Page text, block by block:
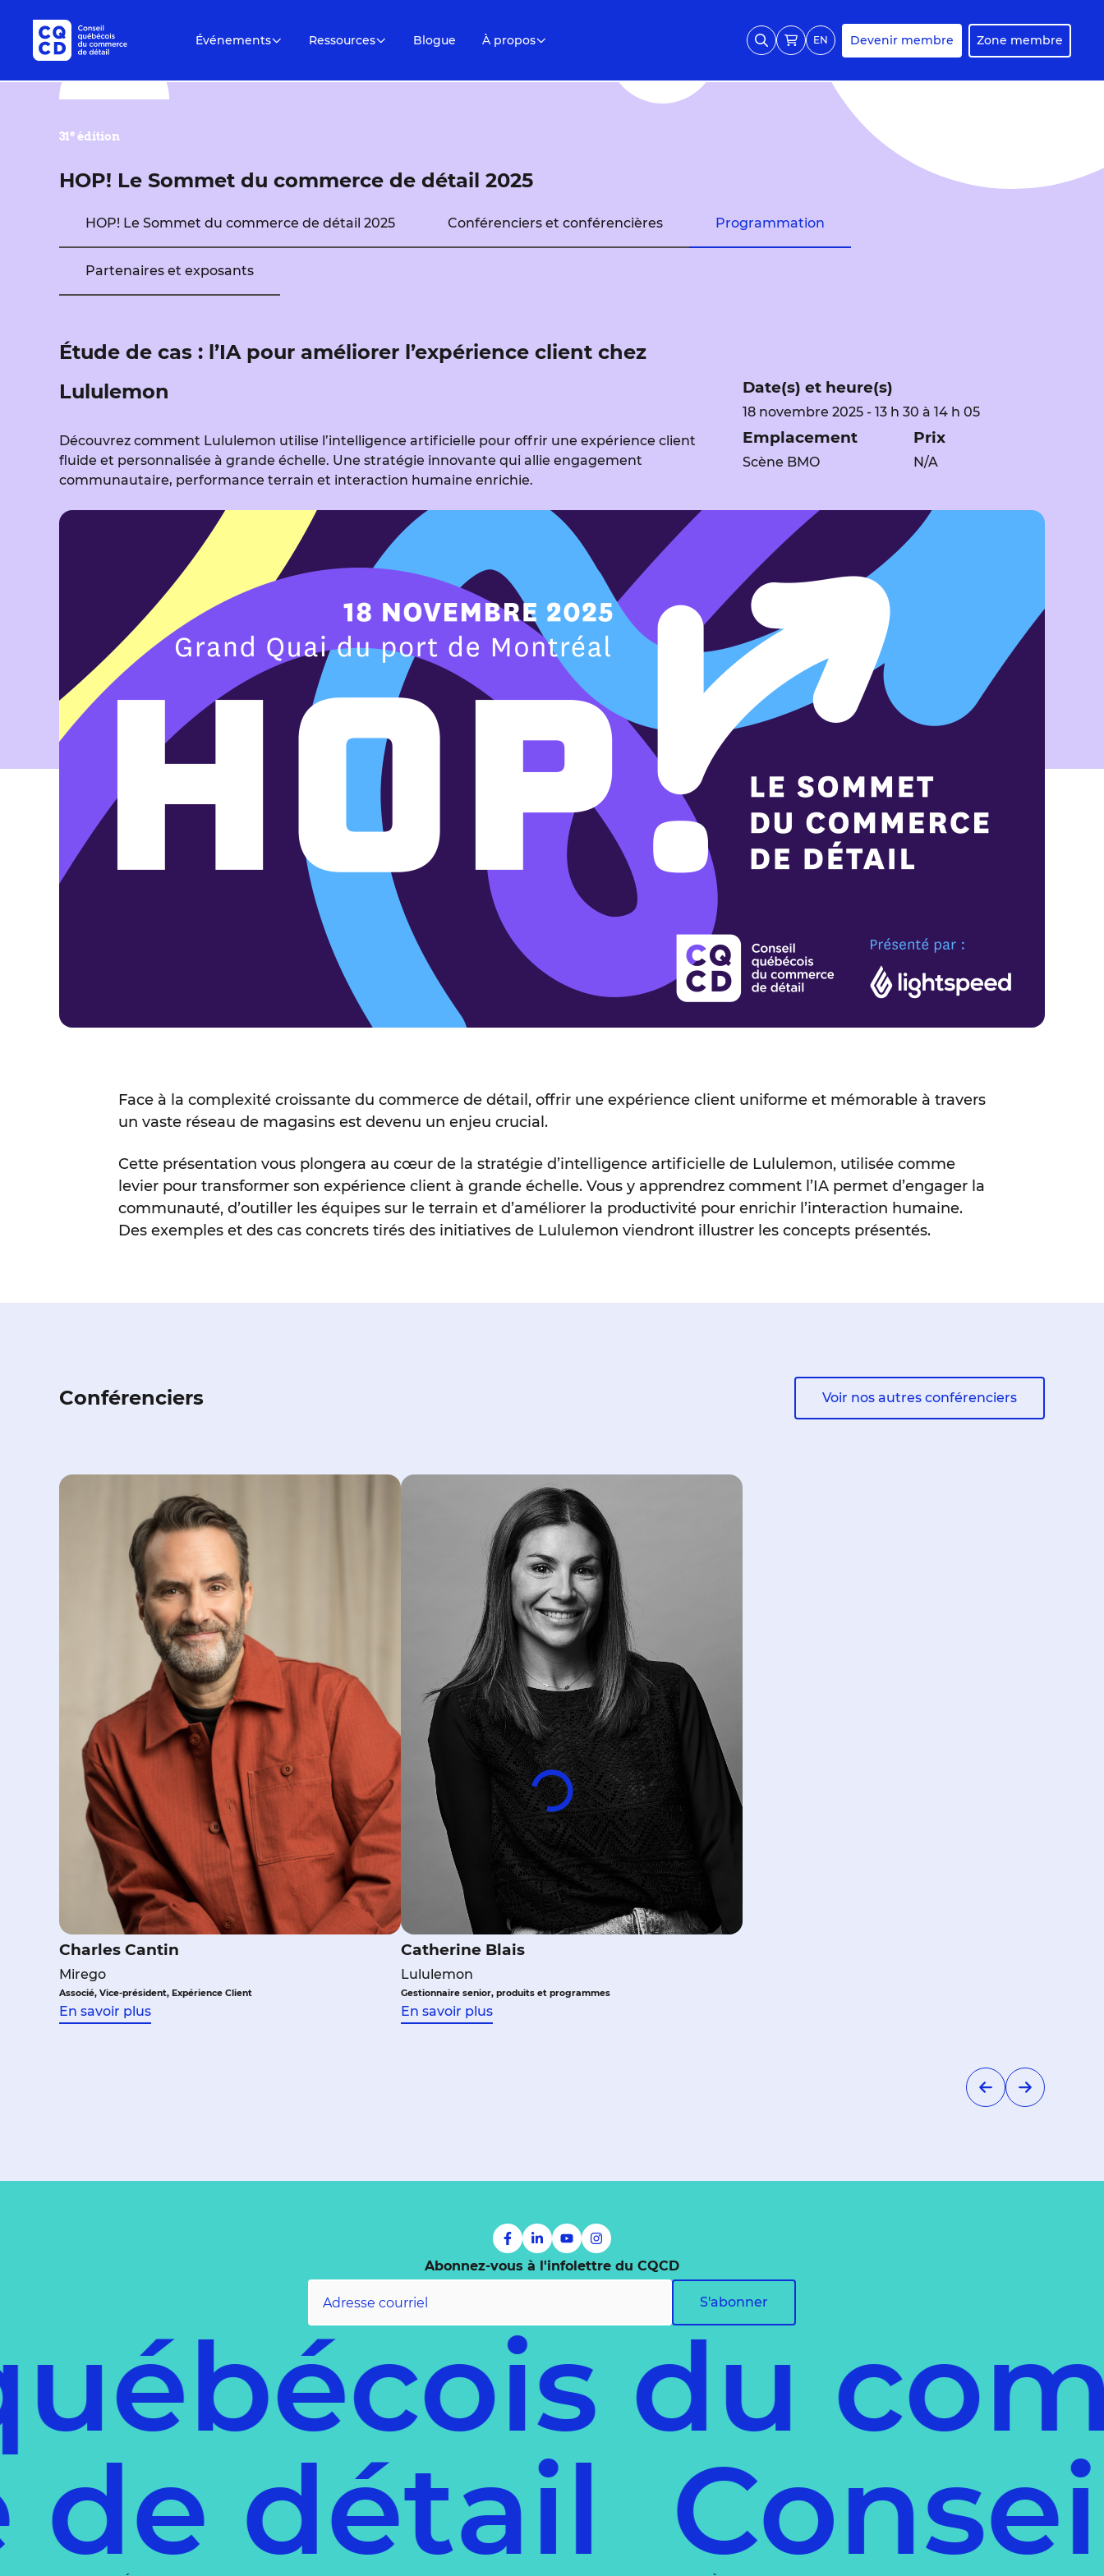
Événements Ressources Blogue À propos EN Devenir membre Zone membre
31e édition
HOP! Le Sommet du commerce de détail 2025
HOP! Le Sommet du commerce de détail 2025 Conférenciers et conférencières Programmation
Partenaires et exposants
Étude de cas : l’IA pour améliorer l’expérience client chez
Lululemon
Découvrez comment Lululemon utilise l’intelligence artificielle pour offrir une expérience client
fluide et personnalisée à grande échelle. Une stratégie innovante qui allie engagement
communautaire, performance terrain et interaction humaine enrichie.
Date(s) et heure(s)
18 novembre 2025 - 13 h 30 à 14 h 05
Emplacement
Scène BMO
Prix
N/A
Face à la complexité croissante du commerce de détail, offrir une expérience client uniforme et mémorable à travers
un vaste réseau de magasins est devenu un enjeu crucial.
Cette présentation vous plongera au cœur de la stratégie d’intelligence artificielle de Lululemon, utilisée comme
levier pour transformer son expérience client à grande échelle. Vous y apprendrez comment l’IA permet d’engager la
communauté, d’outiller les équipes sur le terrain et d’améliorer la productivité pour enrichir l’interaction humaine.
Des exemples et des cas concrets tirés des initiatives de Lululemon viendront illustrer les concepts présentés.
Conférenciers Voir nos autres conférenciers
Charles Cantin
Mirego
Associé, Vice-président, Expérience Client
En savoir plus
Catherine Blais
Lululemon
Gestionnaire senior, produits et programmes
En savoir plus
Abonnez-vous à l'infolettre du CQCD
S'abonner
du
de détail